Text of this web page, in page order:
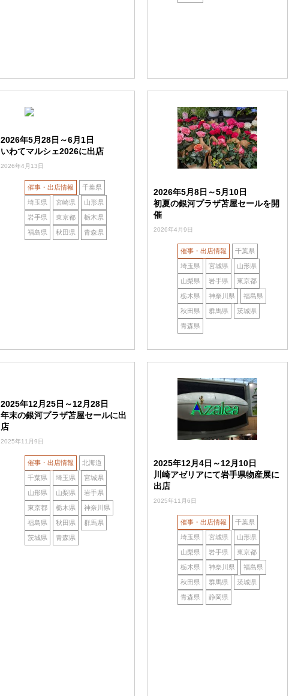
2026年5月28日～6月1日
いわてマルシェ2026に出店
2026年4月13日
催事・出店情報 千葉県
埼玉県 宮崎県 山形県
岩手県 東京都 栃木県
福島県 秋田県 青森県
2026年5月8日～5月10日
初夏の銀河プラザ苫屋セールを開
催
2026年4月9日
催事・出店情報 千葉県
埼玉県 宮城県 山形県
山梨県 岩手県 東京都
栃木県 神奈川県 福島県
秋田県 群馬県 茨城県
青森県
2025年12月25日～12月28日
年末の銀河プラザ苫屋セールに出
店
2025年11月9日
催事・出店情報 北海道
千葉県 埼玉県 宮城県
山形県 山梨県 岩手県
東京都 栃木県 神奈川県
福島県 秋田県 群馬県
茨城県 青森県
2025年12月4日～12月10日
川崎アゼリアにて岩手県物産展に
出店
2025年11月6日
催事・出店情報 千葉県
埼玉県 宮城県 山形県
山梨県 岩手県 東京都
栃木県 神奈川県 福島県
秋田県 群馬県 茨城県
青森県 静岡県